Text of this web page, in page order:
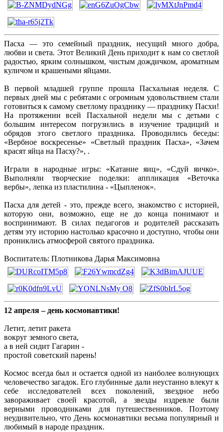
Пасха — это семейный праздник, несущий много добра,
любви и света. Этот Великий День приходит к нам со светлой
радостью, ярким солнышком, чистым дождичком, ароматным
куличом и крашеными яйцами.
В первой младшей группе прошла Пасхальная неделя. С
первых дней мы с ребятами с огромным удовольствием стали
готовиться к самому светлому празднику — празднику Пасхи!
На протяжении всей Пасхальной недели мы с детьми с
большим интересом погрузились в изучение традиций и
обрядов этого светлого праздника. Проводились беседы:
«Вербное воскресенье» «Светлый праздник Пасха», «Зачем
красят яйца на Пасху?», .
Играли в народные игры: «Катание яиц», «Сдуй яичко».
Выполняли творческие поделки: аппликация «Веточка
вербы», лепка из пластилина - «Цыпленок».
Пасха для детей - это, прежде всего, знакомство с историей,
которую они, возможно, еще не до конца понимают и
воспринимают. В силах педагогов и родителей рассказать
детям эту историю настолько красочно и доступно, чтобы они
прониклись атмосферой святого праздника.
Воспитатель: Плотникова Дарья Максимовна
12 апреля – день космонавтики!
Летит, летит ракета
вокруг земного света,
а в ней сидит Гагарин -
простой советский парень!
Космос всегда был и остается одной из наиболее волнующих
человечество загадок. Его глубинные дали неустанно влекут к
себе исследователей всех поколений, звездное небо
завораживает своей красотой, а звезды издревле были
верными проводниками для путешественников. Поэтому
неудивительно, что День космонавтики весьма популярный и
любимый в народе праздник.